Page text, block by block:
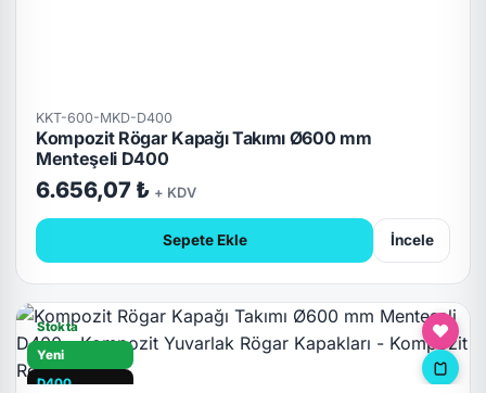
KKT-600-MKD-D400
Kompozit Rögar Kapağı Takımı Ø600 mm
Menteşeli D400
6.656,07 ₺ + KDV
Sepete Ekle İncele
Stokta
Yeni
D400